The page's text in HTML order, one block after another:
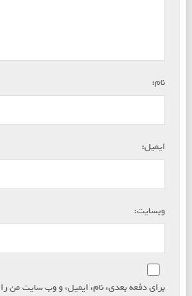
نام:
ایمیل:
وبسایت:
برای دفعه بعدی، نام، ایمیل، و وب سایت من